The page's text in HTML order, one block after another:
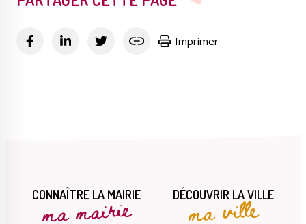
Imprimer
CONNAÎTRE LA MAIRIE
ma mairie DÉCOUVRIR LA VILLE
ma ville